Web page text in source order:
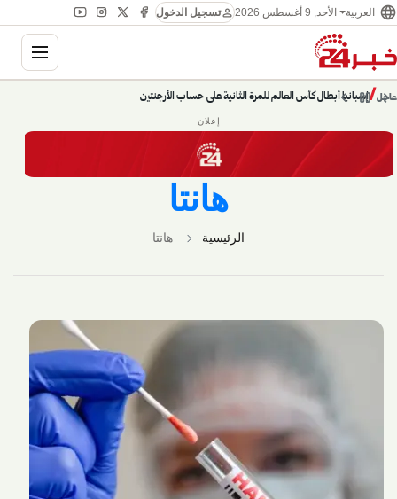
language العربية الأحد, 9 أغسطس 2026 personتسجيل الدخول
عاجل/إسبانيا أبطال كأس العالم للمرة الثانية على حساب الأرجنتين chevron_right
pause
chevron_left
إعلان
هانتا
الرئيسية هانتا